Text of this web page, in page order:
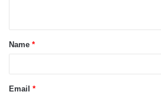
t
*Name *
Email *